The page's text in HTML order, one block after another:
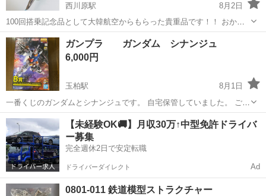
西川原駅
8月2日
100回搭乗記念品として大韓航空からもらった貴重品です！！ おかげ
で、世界50ヵ国も旅しました！ この大韓航空 Korean Air A380-800モ
デルは、精巧なデザインと高品質な素材で作られています。 水色のボ
ディに...
岡山 岡山市 西川原駅 模型、プラモデル
ガンプラ ガンダム シナンジュ
6,000円
玉柏駅
8月1日
一番くじのガンダムとシナンジュです。 自宅保管していました。 ご理
解の上ご購入ください
岡山 岡山市 玉柏駅 模型、プラモデル
【未経験OK🚚】月収30万↑中型免許ドライバ
ー募集
完全週休2日で安定転職
ドライバーダイレクト Ad
0801-011 鉄道模型ストラクチャー